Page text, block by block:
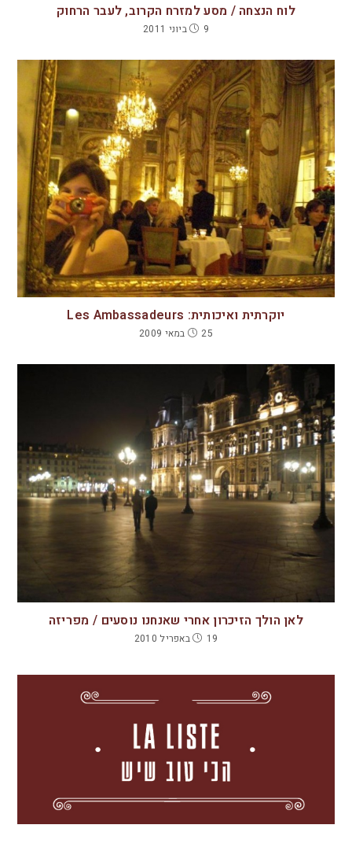
לוח הנצחה / מסע למזרח הקרוב, לעבר הרחוק
9 ביוני 2011
יוקרתית ואיכותית: Les Ambassadeurs
25 במאי 2009
לאן הולך הזיכרון אחרי שאנחנו נוסעים / מפריזה
19 באפריל 2010